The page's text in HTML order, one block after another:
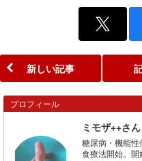
新しい記事
プロフィール
ミモザ++さん
糖尿病・機能
食療法開始。